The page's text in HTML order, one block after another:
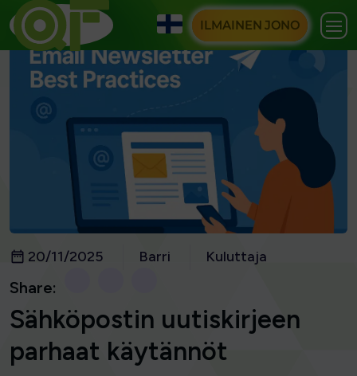
ILMAINEN JONO
20/11/2025 Barri Kuluttaja
Share:
Sähköpostin uutiskirjeen
parhaat käytännöt